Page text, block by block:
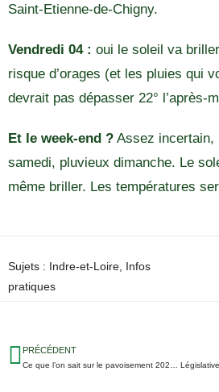
Saint-Etienne-de-Chigny.
Vendredi 04 : oui le soleil va
risque d’orages (et les pluies qui
devrait pas dépasser 22° l’après-
Et le week-end ? Assez incertain,
samedi, pluvieux dimanche. Le
même briller. Les températures
Sujets : Indre-et-Loire Infos
pratiques
PRÉCÉDENT